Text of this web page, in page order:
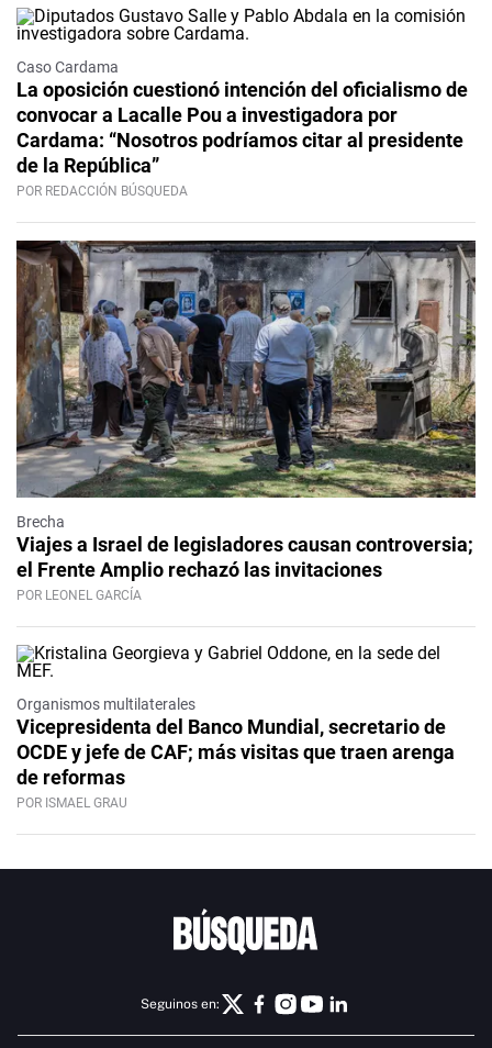
Caso Cardama
La oposición cuestionó intención del oficialismo de
convocar a Lacalle Pou a investigadora por
Cardama: “Nosotros podríamos citar al presidente
de la República”
POR REDACCIÓN BÚSQUEDA
Brecha
Viajes a Israel de legisladores causan controversia;
el Frente Amplio rechazó las invitaciones
POR LEONEL GARCÍA
Organismos multilaterales
Vicepresidenta del Banco Mundial, secretario de
OCDE y jefe de CAF; más visitas que traen arenga
de reformas
POR ISMAEL GRAU
Seguinos en: